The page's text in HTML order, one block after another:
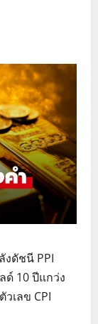
ดัชนี PPI
ด์ 10 ปีแกว่ง
เลข CPI